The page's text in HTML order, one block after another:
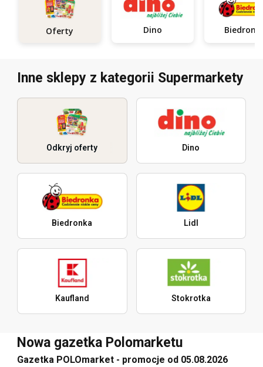
Oferty Dino
Inne sklepy z kategorii Supermarkety
Odkryj oferty Dino
Biedronka Lidl
Kaufland Stokrotka
Nowa gazetka Polomarketu
Gazetka POLOmarket - promocje od 05.08.2026